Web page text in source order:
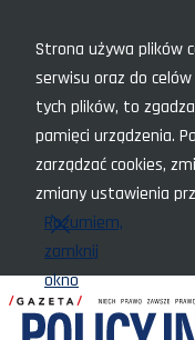
Strona używa plików
serwisu oraz do
tych plików, to
pamięci urządzenia.
zarządzać cookies,
zmiany ustawienia
Rozumiem,
zamknij
okno